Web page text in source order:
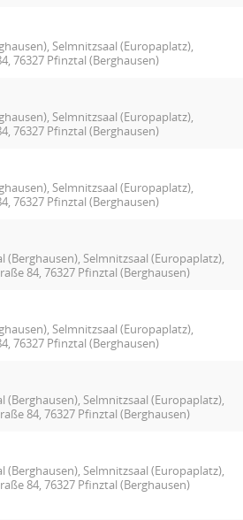
Selmnitzsaal (Europaplatz),
76327 Pfinztal (Berghausen)
Selmnitzsaal (Europaplatz),
76327 Pfinztal (Berghausen)
Selmnitzsaal (Europaplatz),
76327 Pfinztal (Berghausen)
(Berghausen), Selmnitzsaal (Europaplatz),
84, 76327 Pfinztal (Berghausen)
Selmnitzsaal (Europaplatz),
76327 Pfinztal (Berghausen)
(Berghausen), Selmnitzsaal (Europaplatz),
84, 76327 Pfinztal (Berghausen)
(Berghausen), Selmnitzsaal (Europaplatz),
84, 76327 Pfinztal (Berghausen)